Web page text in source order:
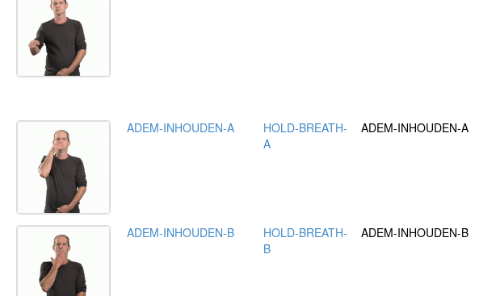
ADEM-INHOUDEN-A
HOLD-BREATH-
A
ADEM-INHOUDEN-A
ADEM-INHOUDEN-B
HOLD-BREATH-
B
ADEM-INHOUDEN-B